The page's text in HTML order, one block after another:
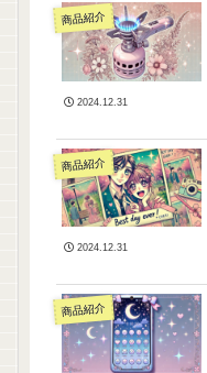
商品紹介
2024.12.31
商品紹介
2024.12.31
商品紹介